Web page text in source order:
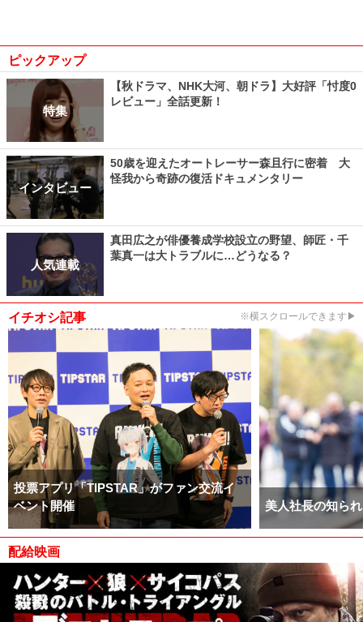
ピックアップ
特集
【秋ドラマ、NHK大河、朝ドラ】大好評「忖度0
レビュー」全話更新！
インタビュー
50歳を迎えたオートレーサー森且行に密着 大
怪我から奇跡の復活ドキュメンタリー
人気連載
真田広之が俳優養成学校設立の野望、師匠・千
葉真一は大トラブルに…どうなる？
イチオシ記事 ※横スクロールできます▶
投票アプリ「TIPSTAR」がファン交流イ
ベント開催
美人社長の知ら
配給映画